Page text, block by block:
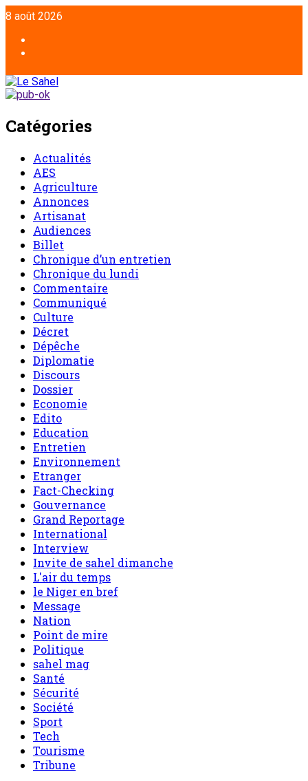
Aller
au
contenu
8 août 2026
Catégories
Actualités
AES
Agriculture
Annonces
Artisanat
Audiences
Billet
Chronique d’un entretien
Chronique du lundi
Commentaire
Communiqué
Culture
Décret
Dépêche
Diplomatie
Discours
Dossier
Economie
Edito
Education
Entretien
Environnement
Etranger
Fact-Checking
Gouvernance
Grand Reportage
International
Interview
Invite de sahel dimanche
L'air du temps
le Niger en bref
Message
Nation
Point de mire
Politique
sahel mag
Santé
Sécurité
Société
Sport
Tech
Tourisme
Tribune